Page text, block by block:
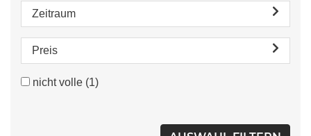
Zeitraum
Preis
nicht volle (1)